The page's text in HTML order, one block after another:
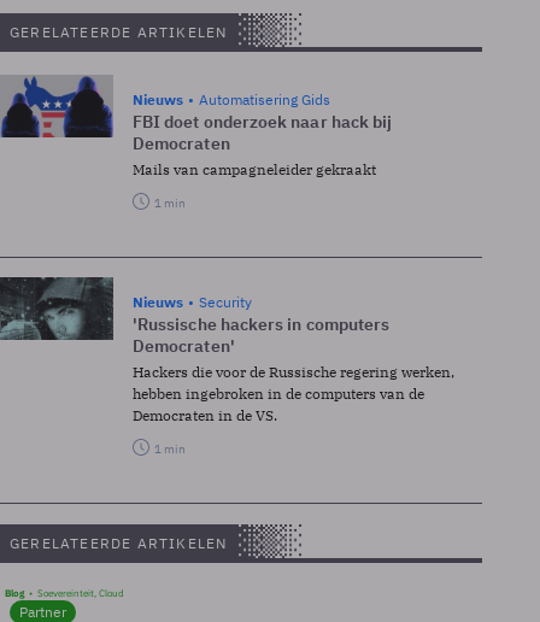
GERELATEERDE ARTIKELEN
Nieuws Automatisering Gids
FBI doet onderzoek naar hack bij
Democraten
Mails van campagneleider gekraakt
1 min
Nieuws Security
'Russische hackers in computers
Democraten'
Hackers die voor de Russische regering werken,
hebben ingebroken in de computers van de
Democraten in de VS.
1 min
GERELATEERDE ARTIKELEN
Blog Soevereinteit, Cloud
Partner